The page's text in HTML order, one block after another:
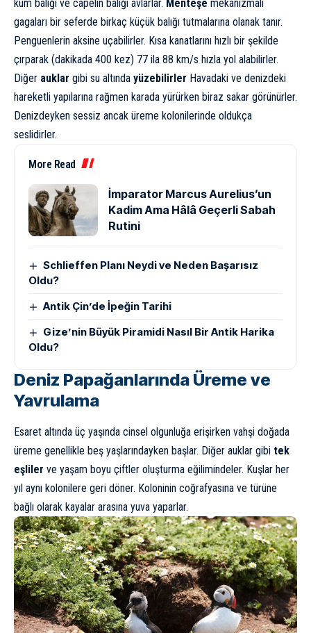
kum balığı ve capelin balığı avlarlar. Menteşe mekanizmalı
gagaları bir seferde birkaç küçük balığı tutmalarına olanak tanır.
Penguenlerin aksine uçabilirler. Kısa kanatlarını hızlı bir şekilde
çırparak (dakikada 400 kez) 77 ila 88 km/s hızla yol alabilirler.
Diğer auklar gibi su altında yüzebilirler Havadaki ve denizdeki
hareketli yapılarına rağmen karada yürürken biraz sakar görünürler.
Denizdeyken sessiz ancak üreme kolonilerinde oldukça
seslidirler.
More Read
İmparator Marcus Aurelius’un
Kadim Ama Hâlâ Geçerli Sabah
Rutini
Schlieffen Planı Neydi ve Neden Başarısız
Oldu?
Antik Çin’de İpeğin Tarihi
Gize’nin Büyük Piramidi Nasıl Bir Antik Harika
Oldu?
Deniz Papağanlarında Üreme ve
Yavrulama
Esaret altında üç yaşında cinsel olgunluğa erişirken vahşi doğada
üreme genellikle beş yaşlarındayken başlar. Diğer auklar gibi tek
eşliler ve yaşam boyu çiftler oluşturma eğilimindeler. Kuşlar her
yıl aynı kolonilere geri döner. Koloninin coğrafyasına ve türüne
bağlı olarak kayalar arasına yuva yaparlar.